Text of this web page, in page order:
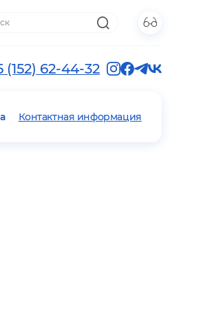
(152) 62-44-32
Контактная информация